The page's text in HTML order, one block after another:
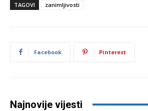
TAGOVI zanimljivosti
Facebook Pinterest
Najnovije vijesti